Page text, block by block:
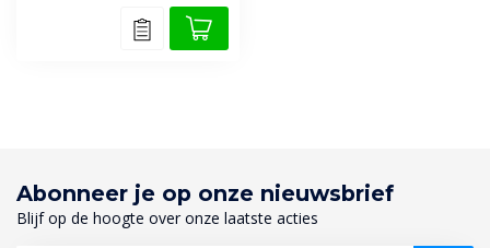
Abonneer je op onze nieuwsbrief
Blijf op de hoogte over onze laatste acties